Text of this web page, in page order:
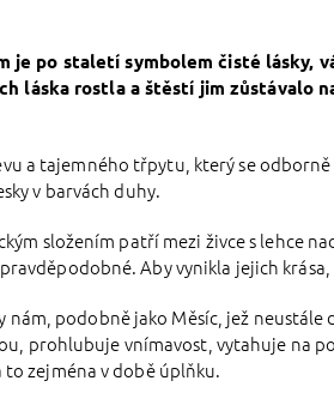
je po staletí symbolem čisté lásky,
láska rostla a štěstí jim zůstávalo
a tajemného třpytu, který se
v barvách duhy.
složením patří mezi živce s
Aby vynikla jejich
podobně jako Měsíc, jež neustále
prohlubuje vnímavost, vytahuje na
zejména v době úplňku.